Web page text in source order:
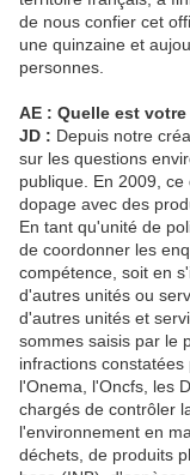
de nous confier cet
une quinzaine et
personnes.
AE : Quelle est
JD : Depuis notre
sur les questions
publique. En 2009,
dopage avec des
En tant qu'unité de
de coordonner les
compétence, soit en
d'autres unités ou
d'autres unités et
sommes saisis par le
infractions
l'Onema, l'Oncfs, les
chargés de contrôler
l'environnement en
déchets, de produits